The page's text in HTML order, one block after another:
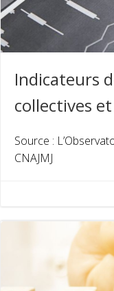
Indicateurs
collectives
Source :
CNAJMJ